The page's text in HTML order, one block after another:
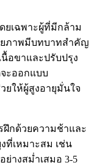
ยเฉพาะผู้ที่มีกล้าม
ยภาพมีบทบาทสำคัญ
อขาและปรับปรุง
ะออกแบบ
ยให้ผู้สูงอายุมั่นใจ
ฝึกด้วยความช้าและ
ที่เหมาะสม เช่น
ย่างสม่ำเสมอ 3-5